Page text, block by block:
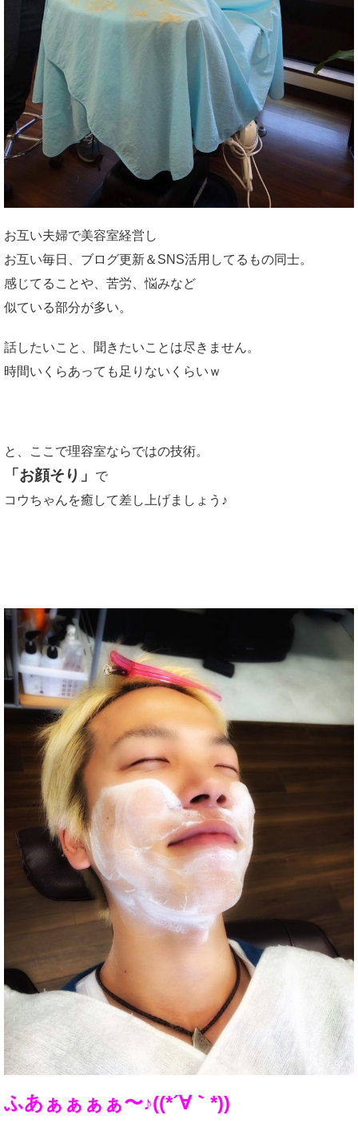
お互い夫婦で美容室経営し
お互い毎日、ブログ更新＆SNS活用してるもの同士。
感じてることや、苦労、悩みなど
似ている部分が多い。
話したいこと、聞きたいことは尽きません。
時間いくらあっても足りないくらいｗ
と、ここで理容室ならではの技術。
「お顔そり」
で
コウちゃんを癒して差し上げましょう♪
ふあぁぁぁぁ〜♪((*´∀｀*))